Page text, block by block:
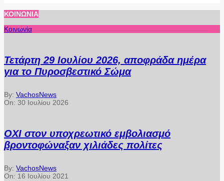
ΚΟΙΝΩΝΊΑ
Κοινωνία
Τετάρτη 29 Ιουλίου 2026, αποφράδα ημέρα
για το Πυροσβεστικό Σώμα
By: VachosNews
On: 30 Ιουλίου 2026
ΟΧΙ στον υποχρεωτικό εμβολιασμό
βροντοφώναξαν χιλιάδες πολίτες
By: VachosNews
On: 16 Ιουλίου 2021